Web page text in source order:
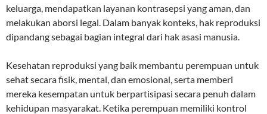
keluarga, mendapatkan layanan kontrasepsi yang aman, dan
melakukan aborsi legal. Dalam banyak konteks, hak reproduksi
dipandang sebagai bagian integral dari hak asasi manusia.
Kesehatan reproduksi yang baik membantu perempuan untuk
sehat secara fisik, mental, dan emosional, serta memberi
mereka kesempatan untuk berpartisipasi secara penuh dalam
kehidupan masyarakat. Ketika perempuan memiliki kontrol